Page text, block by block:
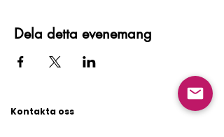
Dela detta evenemang
Kontakta oss